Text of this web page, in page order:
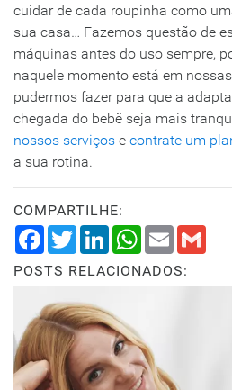
cuidar de cada roupinha como
sua casa… Fazemos questão de
máquinas antes do uso sempre,
naquele momento está em
pudermos fazer para que a
chegada do bebê seja mais
nossos serviços e contrate um
a sua rotina.
COMPARTILHE:
FacebookTwitterLinkedInWhatsApp
Email
POSTS RELACIONADOS: